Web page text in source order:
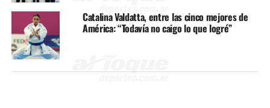
Catalina Valdatta, entre las cinco mejores de
América: “Todavía no caigo lo que logré”